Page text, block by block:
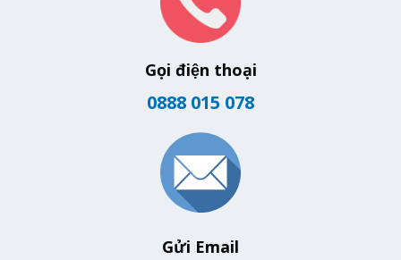
Gọi điện thoại
0888 015 078
Gửi Email